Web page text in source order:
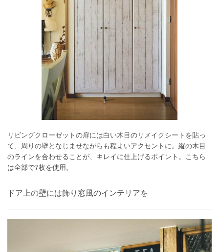
リビングクローゼットの扉には白い木目のリメイクシートを貼っ
て、周りの壁となじませながらも程よいアクセントに。縦の木目
のラインを合わせることが、キレイに仕上げるポイント。こちら
は全部で7枚を使用。
ドア上の壁には飾り窓風のインテリアを